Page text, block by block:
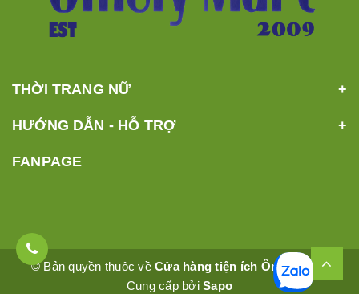
THỜI TRANG NỮ
HƯỚNG DẪN - HỖ TRỢ
FANPAGE
© Bản quyền thuộc vềCửa hàng tiện ích Ômêly Mart
Cung cấp bởiSapo